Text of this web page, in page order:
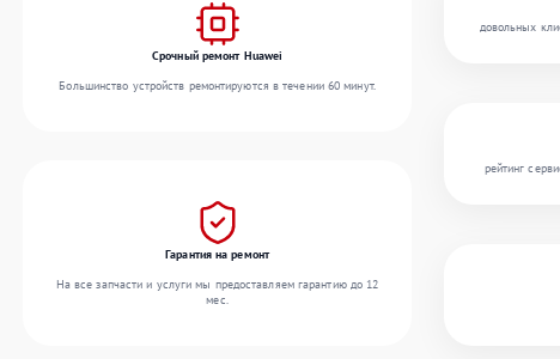
Срочный ремонт Huawei
Большинство устройств ремонтируются в течении 60 минут.
Гарантия на ремонт
На все запчасти и услуги мы предоставляем гарантию до 12
мес.
довольных
рейтинг